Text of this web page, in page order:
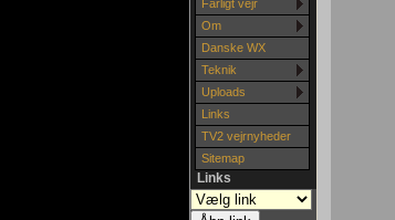
Farligt vejr
Om
Danske WX
Teknik
Uploads
Links
TV2 vejrnyheder
Sitemap
Links